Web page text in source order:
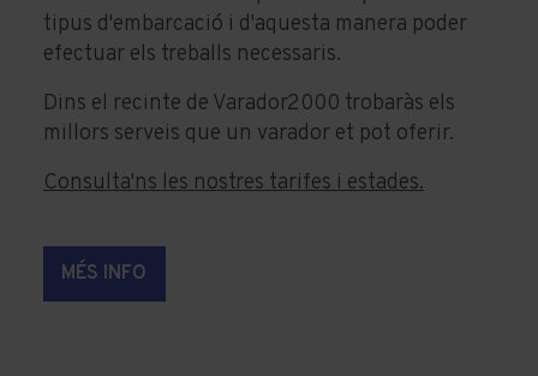
tipus d'embarcació i d'aquesta manera poder
efectuar els treballs necessaris.
Dins el recinte de Varador2000 trobaràs els
millors serveis que un varador et pot oferir.
Consulta'ns les nostres tarifes i estades.
MÉS INFO